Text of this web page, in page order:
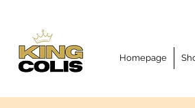
Homepage